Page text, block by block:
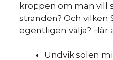
kroppen om man vill
stranden? Och vilken
egentligen välja? Här
Undvik solen